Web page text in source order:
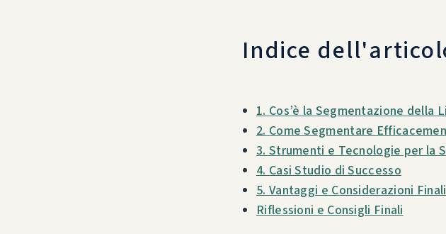
Indice
1. Cos’è la Segmentazione della
2. Come Segmentare
3. Strumenti e Tecnologie per la
4. Casi Studio di Successo
5. Vantaggi e Considerazioni Finali
Riflessioni e Consigli Finali